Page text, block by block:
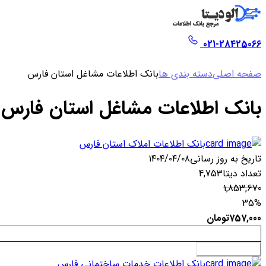
021-28425066
صفحه اصلیدسته بندی هابانک اطلاعات مشاغل استان فارس
بانک اطلاعات مشاغل استان فارس
بانک اطلاعات املاک استان فارس
تاریخ به روز رسانی۱۴۰۴/۰۴/۰۸
تعداد دیتا4,753
1,853,670
35%
757,000تومان